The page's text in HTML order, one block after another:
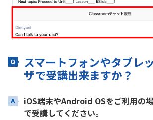
スマートフォンやタブレ
ザで受講出来ますか？
iOS端末やAndroid OSをご利用の
で受講してください。